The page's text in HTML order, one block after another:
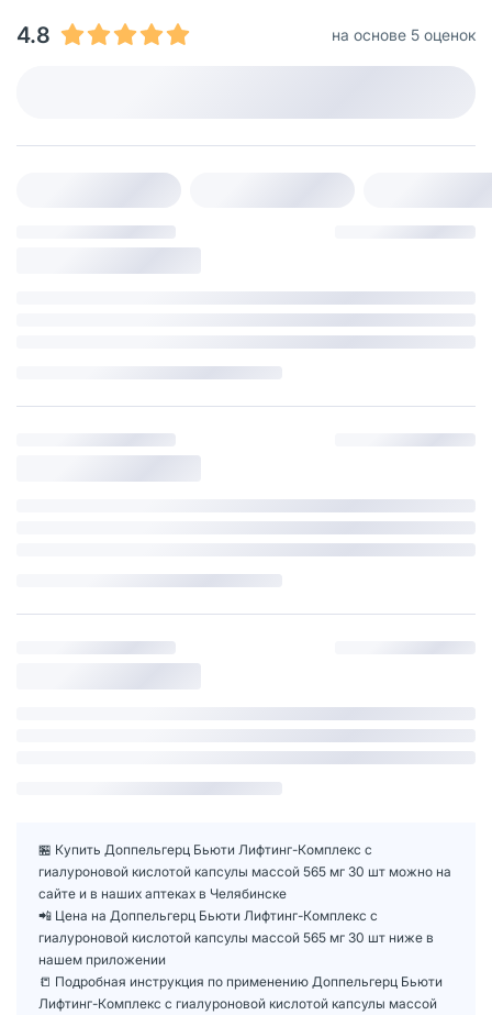
4.8
на основе 5 оценок
🏪 Купить Доппельгерц Бьюти Лифтинг-Комплекс с
гиалуроновой кислотой капсулы массой 565 мг 30 шт можно на
сайте и в наших аптеках в Челябинске
📲 Цена на Доппельгерц Бьюти Лифтинг-Комплекс с
гиалуроновой кислотой капсулы массой 565 мг 30 шт ниже в
нашем приложении
📒 Подробная инструкция по применению Доппельгерц Бьюти
Лифтинг-Комплекс с гиалуроновой кислотой капсулы массой